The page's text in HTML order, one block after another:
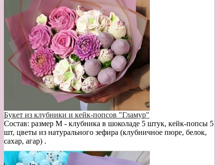
Букет из клубники и кейк-попсов "Гламур"
Состав: размер М - клубника в шоколаде 5 штук, кейк-попсы 5
шт, цветы из натурального зефира (клубничное пюре, белок,
сахар, агар) .